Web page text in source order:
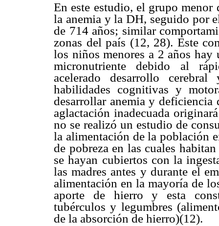
En este estudio, el grupo menor
la anemia y la DH, seguido por
de 714 años; similar
zonas del país (12, 28). Este
los niños menores a 2 años hay
micronutriente debido al
acelerado desarrollo
habilidades cognitivas y
desarrollar anemia y deficiencia
aglactación inadecuada
no se realizó un estudio de
la alimentación de la población
de pobreza en las cuales
se hayan cubiertos con la
las madres antes y durante el
alimentación en la mayoría de
aporte de hierro y esta
tubérculos y legumbres
de la absorción de hierro)(12).